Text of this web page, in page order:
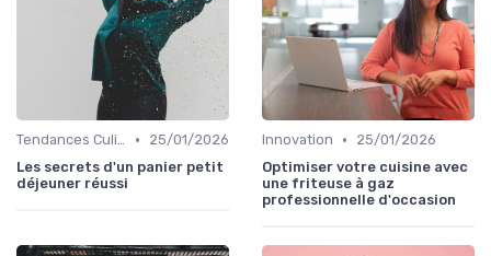
Tendances Culinaire •
25/01/2026
Les secrets d'un panier petit
déjeuner réussi
Innovation •
25/01/2026
Optimiser votre cuisine avec
une friteuse à gaz
professionnelle d'occasion